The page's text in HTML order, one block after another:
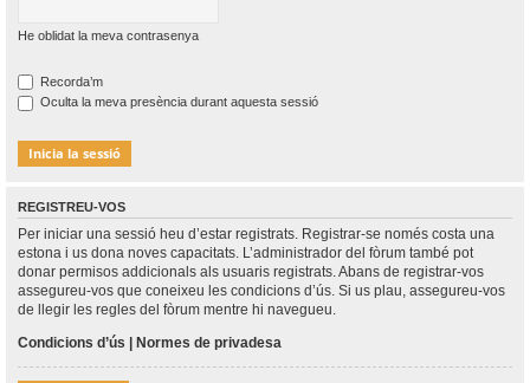
He oblidat la meva contrasenya
Recorda’m
Oculta la meva presència durant aquesta sessió
REGISTREU-VOS
Per iniciar una sessió heu d’estar registrats. Registrar-se només costa una
estona i us dona noves capacitats. L’administrador del fòrum també pot
donar permisos addicionals als usuaris registrats. Abans de registrar-vos
assegureu-vos que coneixeu les condicions d’ús. Si us plau, assegureu-vos
de llegir les regles del fòrum mentre hi navegueu.
Condicions d’ús
Normes de privadesa